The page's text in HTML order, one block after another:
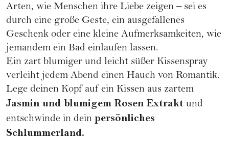
Arten, wie Menschen ihre Liebe zeigen – sei es
durch eine große Geste, ein ausgefallenes
Geschenk oder eine kleine Aufmerksamkeiten, wie
jemandem ein Bad einlaufen lassen.
Ein zart blumiger und leicht süßer Kissenspray
verleiht jedem Abend einen Hauch von Romantik.
Lege deinen Kopf auf ein Kissen aus zartem
Jasmin und blumigem Rosen Extrakt und
entschwinde in dein persönliches
Schlummerland.